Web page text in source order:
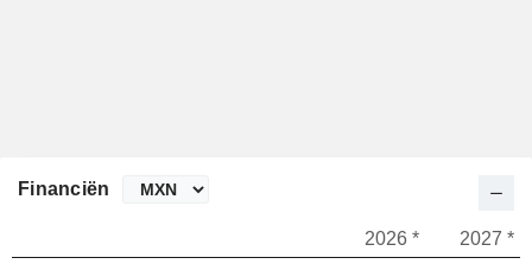
Financiën
2026 *
2027 *